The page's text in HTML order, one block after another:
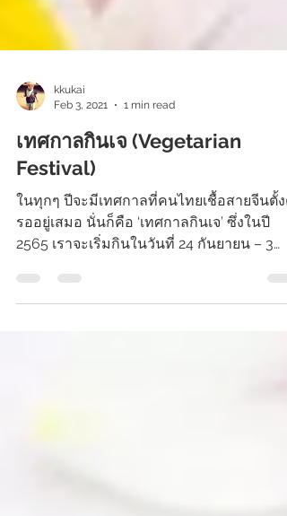
Feb 3, 2021
1 min read
เทศกาลกินเจ (Vegetarian
Festival)
ในทุกๆ ปีจะมีเทศกาลที่คนไทยเชื้อสายจีนตั้ง
2565 เราจะเริ่มกินในวันที่ 24 กันยายน – 3
ตุลาคม...